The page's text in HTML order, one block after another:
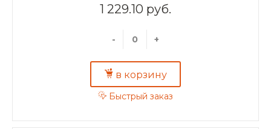
1 229.10 руб.
- +
в корзину
Быстрый заказ